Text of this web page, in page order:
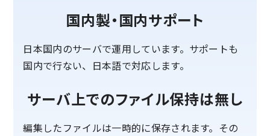
国内製・国内サポート
日本国内のサーバで運用しています。サポートも
国内で行ない、日本語で対応します。
サーバ上でのファイル保持は無し
編集したファイルは一時的に保存されます。その